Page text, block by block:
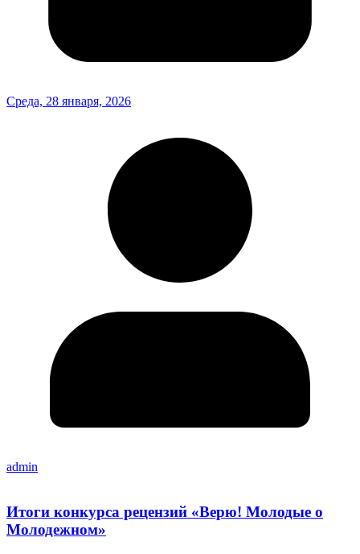
Среда, 28 января, 2026
admin
Итоги конкурса рецензий «Верю! Молодые о
Молодежном»